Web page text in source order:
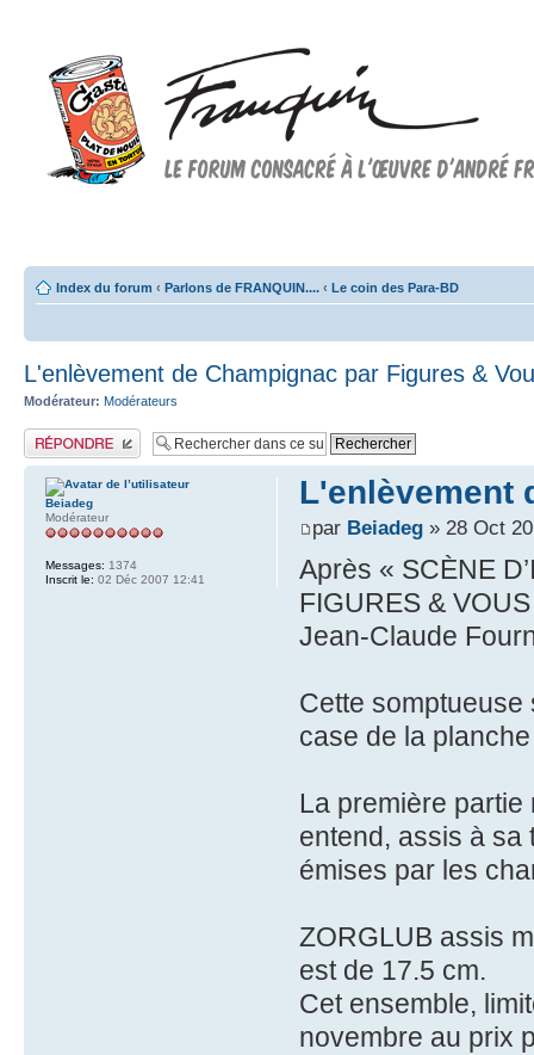
Index du forum ‹ Parlons de FRANQUIN.... ‹ Le coin des Para-BD
L'enlèvement de Champignac par Figures &
Modérateur: Modérateurs
Publier une réponse
L'enlèvement
par Beiadeg» 28 Oct
Après « SCÈNE
FIGURES &
Jean-Claude
Cette somptueuse
case de la planche
La première partie
entend, assis à sa
émises par les
ZORGLUB assis
est de 17.5 cm.
Cet ensemble,
novembre au prix
Beiadeg
Modérateur
Messages: 1374
Inscrit le: 02 Déc 2007 12:41